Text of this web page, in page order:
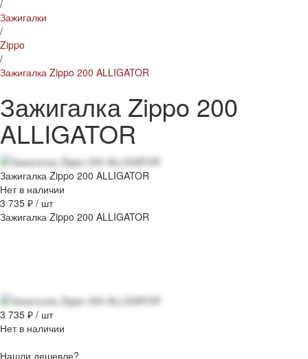
/
Зажигалки
/
Zippo
/
Зажигалка Zippo 200 ALLIGATOR
Зажигалка Zippo 200
ALLIGATOR
Зажигалка Zippo 200 ALLIGATOR
Нет в наличии
3 735 ₽ / шт
Зажигалка Zippo 200 ALLIGATOR
3 735 ₽ / шт
Нет в наличии
Нашли дешевле?